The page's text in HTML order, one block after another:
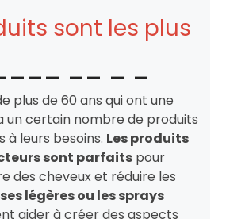
sont les plus
plus de 60 ans qui ont une
un certain nombre de produits
leurs besoins. Les produits
sont parfaits pour
des cheveux et réduire les
légères ou les sprays
aider à créer des aspects